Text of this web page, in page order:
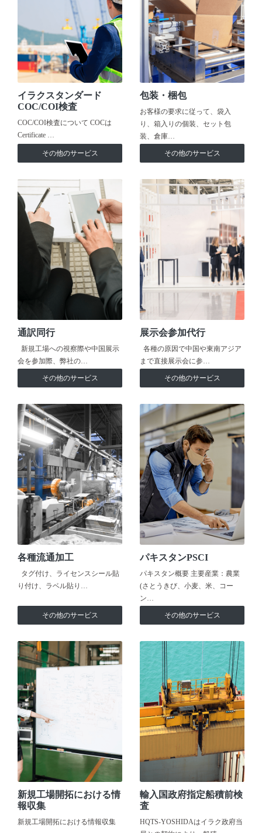
イラクスタンダード
COC/COI検査
COC/COI検査について COCは
Certificate …
その他のサービス
包装・梱包
お客様の要求に従って、袋入
り、箱入りの個装、セット包
装、倉庫…
その他のサービス
通訳同行
新規工場への視察際や中国展示
会を参加際、弊社の…
その他のサービス
展示会参加代行
各種の原因で中国や東南アジア
まで直接展示会に参…
その他のサービス
各種流通加工
タグ付け、ライセンスシール貼
り付け、ラベル貼り…
その他のサービス
パキスタンPSCI
パキスタン概要 主要産業：農業
(さとうきび、小麦、米、コー
ン…
その他のサービス
新規工場開拓における情
報収集
新規工場開拓における情報収集
輸入国政府指定船積前検
査
HQTS-YOSHIDAはイラク政府当